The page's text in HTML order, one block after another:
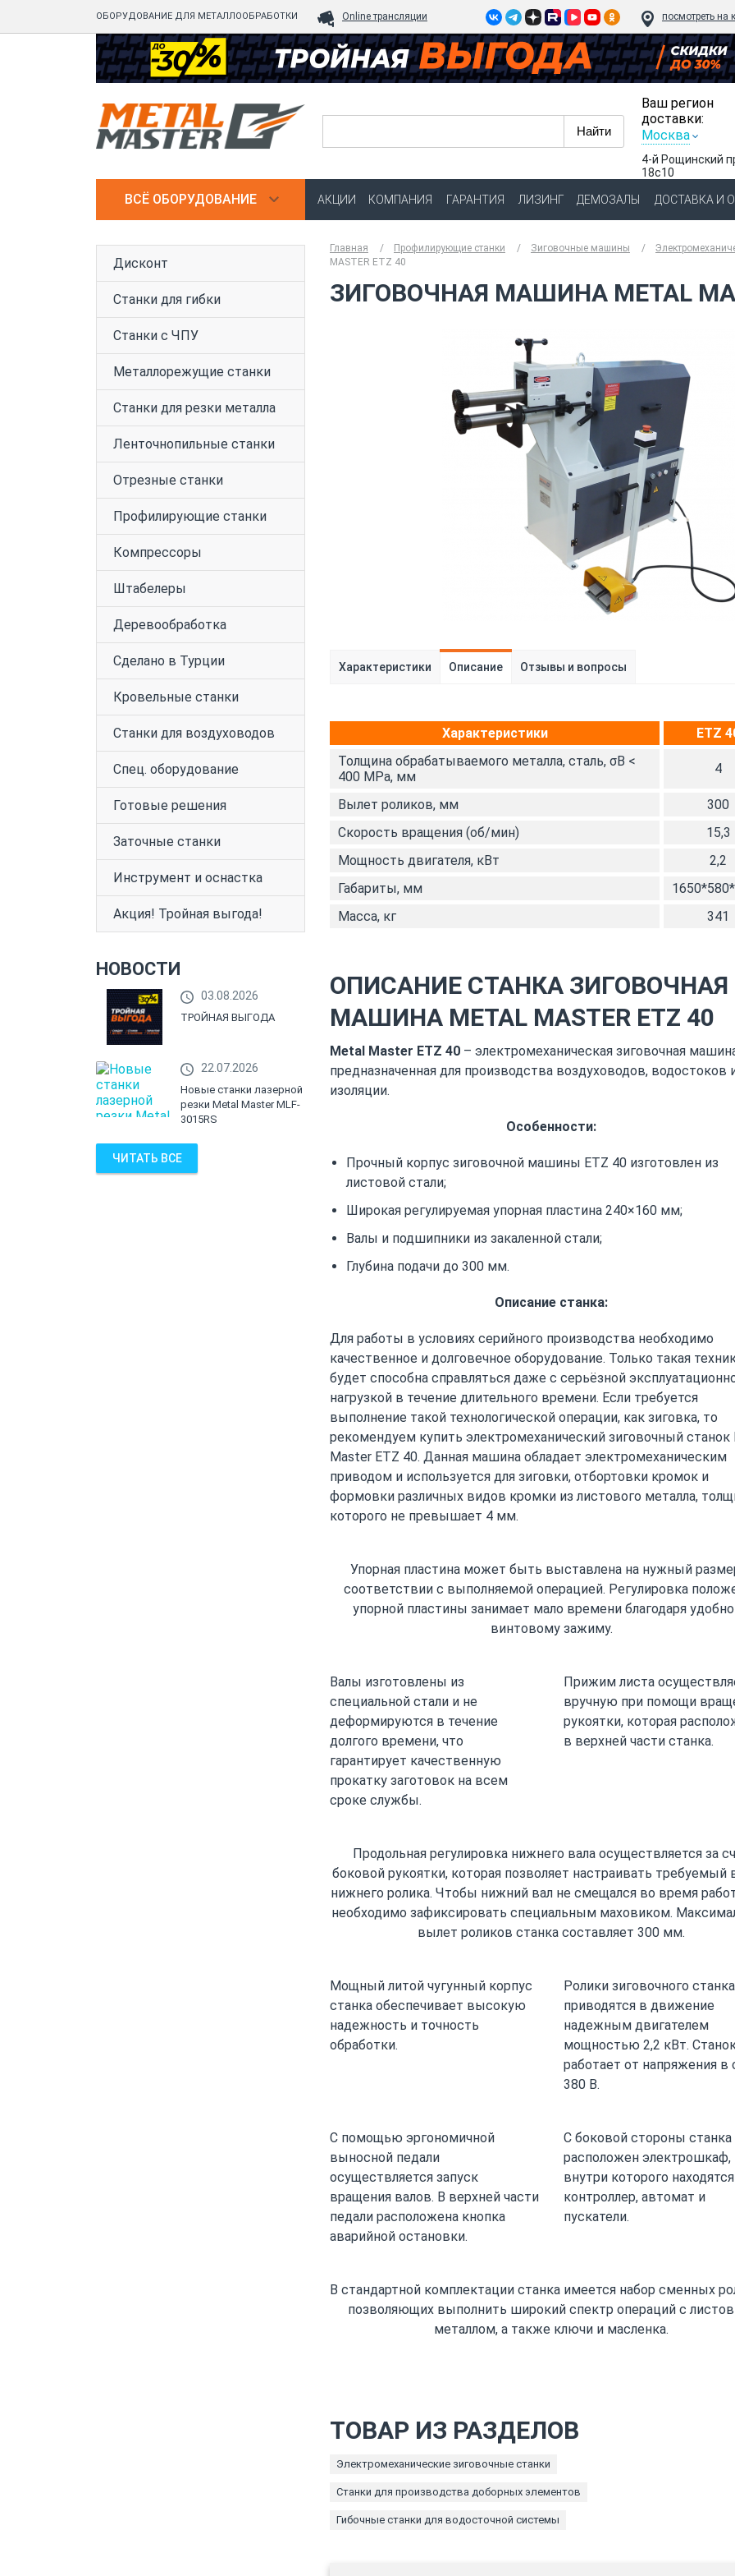
ОБОРУДОВАНИЕ ДЛЯ МЕТАЛЛООБРАБОТКИ Online трансляции посмотреть на
Ваш регион
доставки:
Москва
4-й Рощинский
18с10
ВСЁ ОБОРУДОВАНИЕ АКЦИИ КОМПАНИЯ ГАРАНТИЯ ЛИЗИНГ ДЕМОЗАЛЫ ДОСТАВКА И
Дисконт
Станки для гибки
Станки с ЧПУ
Металлорежущие станки
Станки для резки металла
Ленточнопильные станки
Отрезные станки
Профилирующие станки
Компрессоры
Штабелеры
Деревообработка
Сделано в Турции
Кровельные станки
Станки для воздуховодов
Спец. оборудование
Готовые решения
Заточные станки
Инструмент и оснастка
Акция! Тройная выгода!
НОВОСТИ
03.08.2026
ТРОЙНАЯ ВЫГОДА
22.07.2026
Новые станки лазерной
резки Metal Master MLF-
3015RS
ЧИТАТЬ ВСЕ
Главная Профилирующие станки Зиговочные машины
MASTER ETZ 40
ЗИГОВОЧНАЯ МАШИНА METAL
Характеристики Описание Отзывы и вопросы
Характеристики
ЕTZ
Толщина обрабатываемого металла, сталь, σВ <
400 MРa, мм
4
Вылет роликов, мм
300
Скорость вращения (об/мин)
15,3
Мощность двигателя, кВт
2,2
Габариты, мм
Масса, кг
341
ОПИСАНИЕ СТАНКА ЗИГОВОЧНАЯ
МАШИНА METAL MASTER ETZ 40
Metal Master ЕTZ 40 – электромеханическая зиговочная
предназначенная для производства воздуховодов, водостоков
изоляции.
Особенности:
Прочный корпус зиговочной машины ЕTZ 40 изготовлен из
листовой стали;
Широкая регулируемая упорная пластина 240×160 мм;
Валы и подшипники из закаленной стали;
Глубина подачи до 300 мм.
Описание станка:
Для работы в условиях серийного производства необходимо
качественное и долговечное оборудование. Только такая
будет способна справляться даже с серьёзной
нагрузкой в течение длительного времени. Если требуется
выполнение такой технологической операции, как зиговка, то
рекомендуем купить электромеханический зиговочный станок
Master ETZ 40. Данная машина обладает электромеханическим
приводом и используется для зиговки, отбортовки кромок и
формовки различных видов кромки из листового металла,
которого не превышает 4 мм.
Упорная пластина может быть выставлена на нужный
соответствии с выполняемой операцией. Регулировка
упорной пластины занимает мало времени благодаря
винтовому зажиму.
Валы изготовлены из
специальной стали и не
деформируются в течение
долгого времени, что
гарантирует качественную
прокатку заготовок на всем
сроке службы.
Прижим листа
вручную при помощи
рукоятки, которая
в верхней части станка.
Продольная регулировка нижнего вала осуществляется за
боковой рукоятки, которая позволяет настраивать требуемый
нижнего ролика. Чтобы нижний вал не смещался во время
необходимо зафиксировать специальным маховиком.
вылет роликов станка составляет 300 мм.
Мощный литой чугунный корпус
станка обеспечивает высокую
надежность и точность
обработки.
Ролики зиговочного станка
приводятся в движение
надежным двигателем
мощностью 2,2 кВт.
работает от напряжения в
380 В.
С помощью эргономичной
выносной педали
осуществляется запуск
вращения валов. В верхней части
педали расположена кнопка
аварийной остановки.
С боковой стороны станка
расположен электрошкаф,
внутри которого находятся
контроллер, автомат и
пускатели.
В стандартной комплектации станка имеется набор сменных
позволяющих выполнить широкий спектр операций с
металлом, а также ключи и масленка.
ТОВАР ИЗ РАЗДЕЛОВ
Электромеханические зиговочные станки
Станки для производства доборных элементов
Гибочные станки для водосточной системы